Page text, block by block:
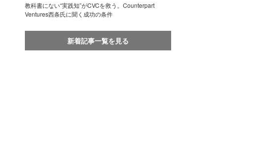
教科書にない“実践知”がCVCを救う。Counterpart
Ventures西条氏に聞く成功の条件
新着記事一覧を見る